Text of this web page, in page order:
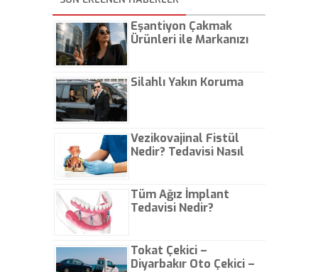
Eşantiyon Çakmak
Ürünleri ile Markanızı
Silahlı Yakın Koruma
Vezikovajinal Fistül
Nedir? Tedavisi Nasıl
Tüm Ağız İmplant
Tedavisi Nedir?
Tokat Çekici –
Diyarbakır Oto Çekici –